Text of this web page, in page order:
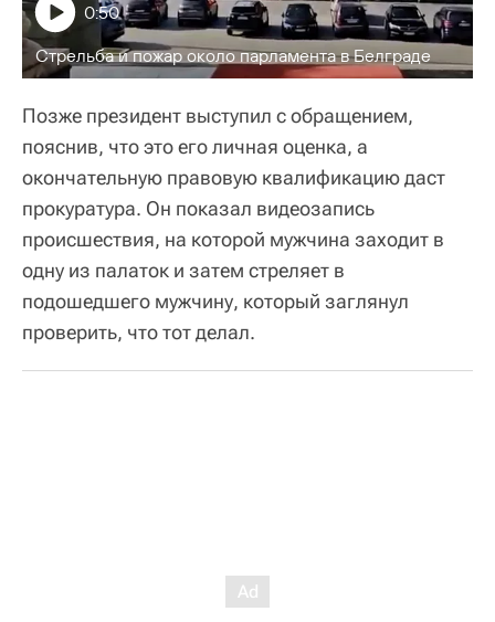
Стрельба и пожар около парламента в Белграде
0:50
Позже президент выступил с обращением,
пояснив, что это его личная оценка, а
окончательную правовую квалификацию даст
прокуратура. Он показал видеозапись
происшествия, на которой мужчина заходит в
одну из палаток и затем стреляет в
подошедшего мужчину, который заглянул
проверить, что тот делал.